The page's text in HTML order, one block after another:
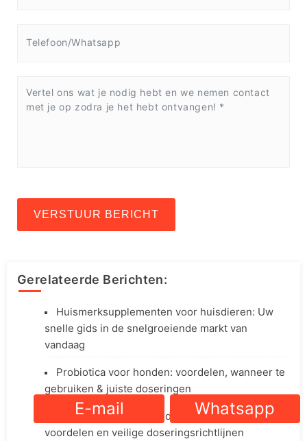
VERSTUUR BERICHT
Gerelateerde Berichten:
Huismerksupplementen voor huisdieren: Uw
snelle gids in de snelgroeiende markt van
vandaag
Probiotica voor honden: voordelen, wanneer te
gebruiken & juiste doseringen
Glucosamine voor honden: bijwerkingen,
voordelen en veilige doseringsrichtlijnen
E-mail Whatsapp